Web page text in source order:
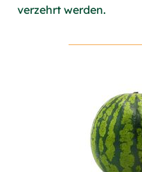
verzehrt werden.